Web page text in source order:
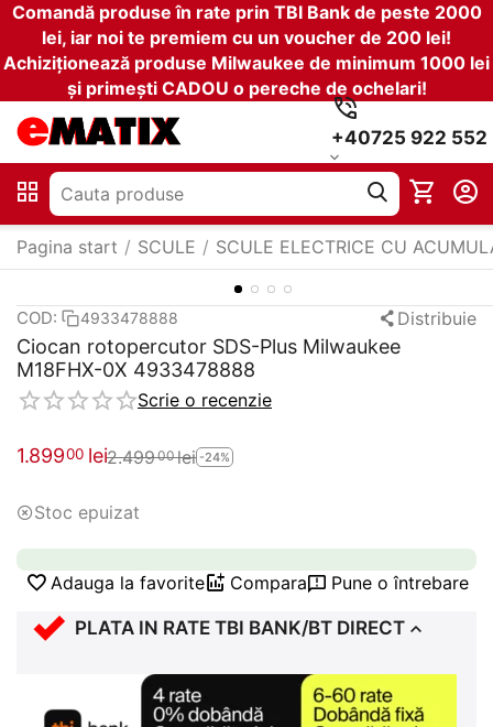
Comandă produse în rate prin TBI Bank de peste 2000
lei, iar noi te premiem cu un voucher de 200 lei!
Achiziționează produse Milwaukee de minimum 1000 lei
și primești CADOU o pereche de ochelari!
+40725 922 552
Pagina start / SCULE / SCULE ELECTRICE CU
COD: 4933478888 Distribuie
Ciocan rotopercutor SDS-Plus Milwaukee
M18FHX-0X 4933478888
Scrie o recenzie
1.89900 lei2.49900lei -24%
Stoc epuizat
Adauga la favorite Compara Pune o întrebare
PLATA IN RATE TBI BANK/BT DIRECT